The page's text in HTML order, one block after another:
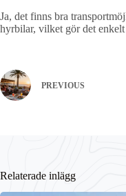
Ja, det finns bra
hyrbilar, vilket gör det
PREVIOUS
Relaterade inlägg